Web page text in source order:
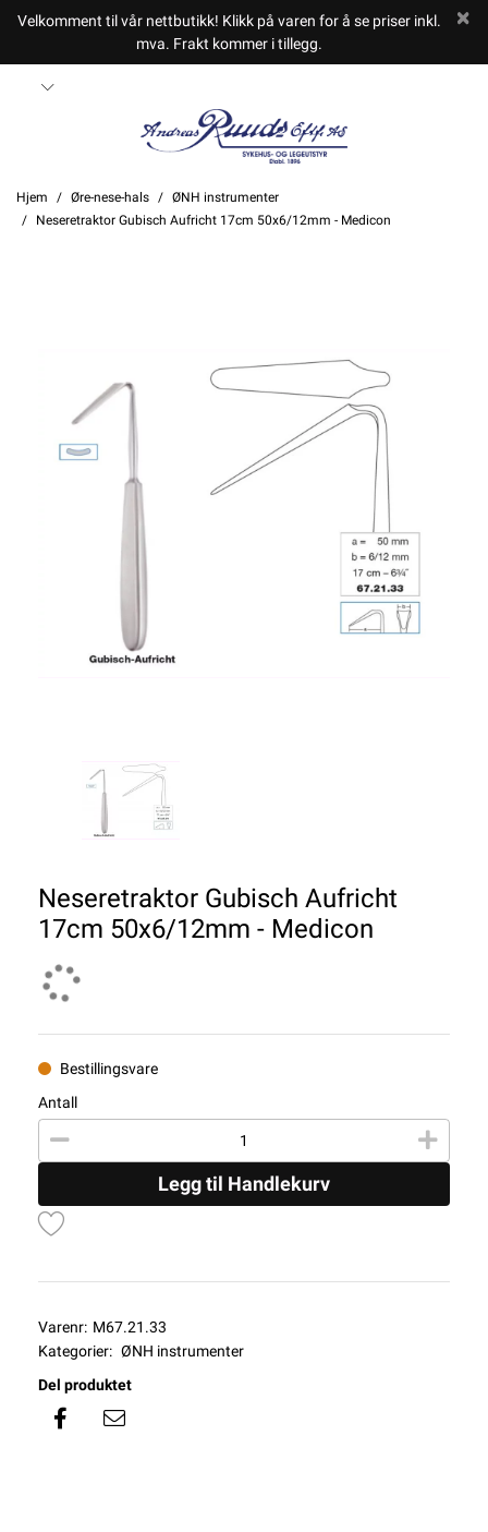
Velkomment til vår nettbutikk! Klikk på varen for å se priser inkl.
mva. Frakt kommer i tillegg.
Hjem Øre-nese-hals
ØNH instrumenter
Neseretraktor Gubisch Aufricht 17cm 50x6/12mm - Medicon
Neseretraktor Gubisch Aufricht
17cm 50x6/12mm - Medicon
Bestillingsvare
Antall
Legg til Handlekurv
Varenr: M67.21.33
Kategorier: ØNH instrumenter
Del produktet